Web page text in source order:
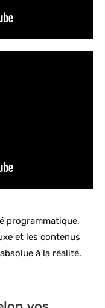
programmatique,
et les contenus
à la réalité.